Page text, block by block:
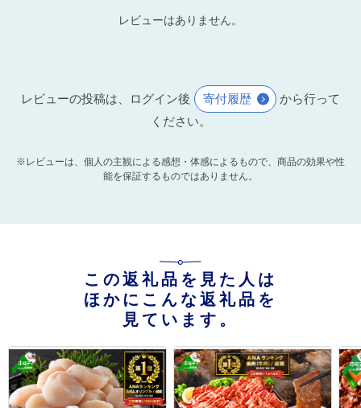
レビューはありません。
レビューの投稿は、ログイン後 寄付履歴
から行って
ください。
※レビューは、個人の主観による感想・体感によるもので、商品の効果や性
能を保証するものではありません。
この返礼品を見た人は
ほかにこんな返礼品を
見ています。